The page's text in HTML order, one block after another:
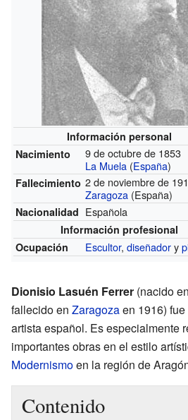
Información personal
Nacimiento
9 de octubre de 1853
La Muela (España)
Fallecimiento 2 de noviembre de
Zaragoza (España)
Nacionalidad Española
Información profesional
Ocupación
Escultor,diseñadory
Dionisio Lasuén Ferrer (nacido en
fallecido en Zaragozaen 1916)
artista español. Es especialmente
importantes obras en el estilo
Modernismoen la región de
Contenido